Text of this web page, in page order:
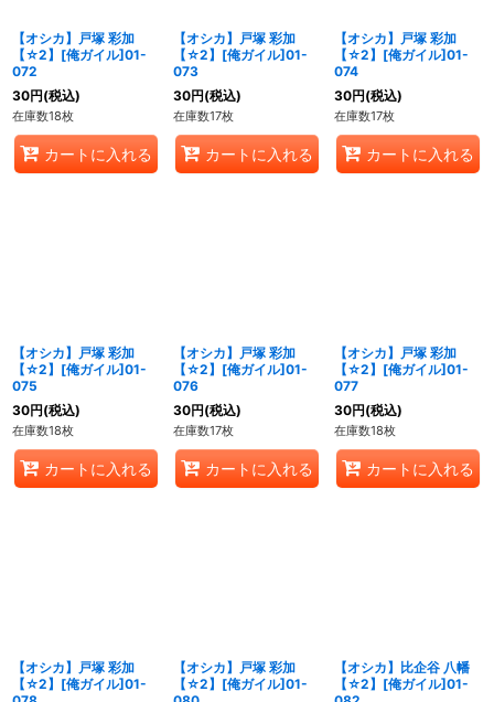
【オシカ】戸塚 彩加
【☆2】[俺ガイル]01-
072
30円(税込)
在庫数18枚
カートに入れる
【オシカ】戸塚 彩加
【☆2】[俺ガイル]01-
073
30円(税込)
在庫数17枚
カートに入れる
【オシカ】戸塚 彩加
【☆2】[俺ガイル]01-
074
30円(税込)
在庫数17枚
カートに入れる
【オシカ】戸塚 彩加
【☆2】[俺ガイル]01-
075
30円(税込)
在庫数18枚
カートに入れる
【オシカ】戸塚 彩加
【☆2】[俺ガイル]01-
076
30円(税込)
在庫数17枚
カートに入れる
【オシカ】戸塚 彩加
【☆2】[俺ガイル]01-
077
30円(税込)
在庫数18枚
カートに入れる
【オシカ】戸塚 彩加
【☆2】[俺ガイル]01-
【オシカ】戸塚 彩加
【☆2】[俺ガイル]01-
【オシカ】比企谷 八幡
【☆2】[俺ガイル]01-